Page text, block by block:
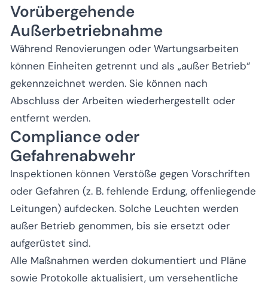
Vorübergehende
Außerbetriebnahme
Während Renovierungen oder Wartungsarbeiten
können Einheiten getrennt und als „außer Betrieb“
gekennzeichnet werden. Sie können nach
Abschluss der Arbeiten wiederhergestellt oder
entfernt werden.
Compliance oder
Gefahrenabwehr
Inspektionen können Verstöße gegen Vorschriften
oder Gefahren (z. B. fehlende Erdung, offenliegende
Leitungen) aufdecken. Solche Leuchten werden
außer Betrieb genommen, bis sie ersetzt oder
aufgerüstet sind.
Alle Maßnahmen werden dokumentiert und Pläne
sowie Protokolle aktualisiert, um versehentliche